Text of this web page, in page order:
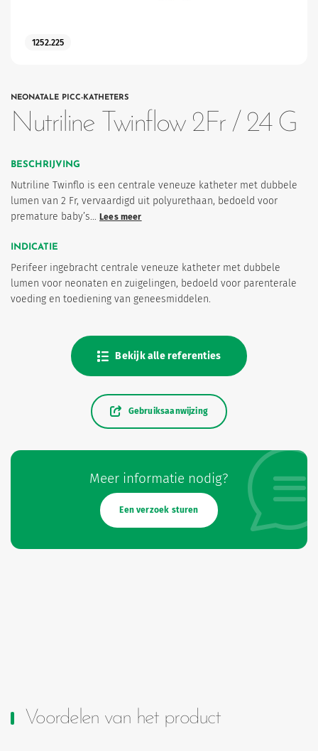
1252.225
NEONATALE PICC-KATHETERS
Nutriline Twinflow 2Fr / 24 G
BESCHRIJVING
Nutriline Twinflo is een centrale veneuze katheter met dubbele
lumen van 2 Fr, vervaardigd uit polyurethaan, bedoeld voor
premature baby’s… Lees meer
INDICATIE
Perifeer ingebracht centrale veneuze katheter met dubbele
lumen voor neonaten en zuigelingen, bedoeld voor parenterale
voeding en toediening van geneesmiddelen.
Bekijk alle referenties
Meer informatie nodig?
Een verzoek sturen
Gebruiksaanwijzing
Voordelen van het product